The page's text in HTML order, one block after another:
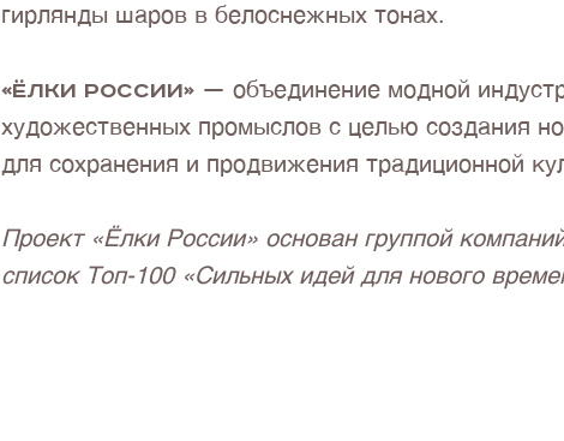
гирлянды шаров в белоснежных тонах.
«Ёлки России» — объединение модной
художественных промыслов с целью создания
для сохранения и продвижения традиционной
Проект «Ёлки России» основан группой
список Топ-100 «Сильных идей для нового